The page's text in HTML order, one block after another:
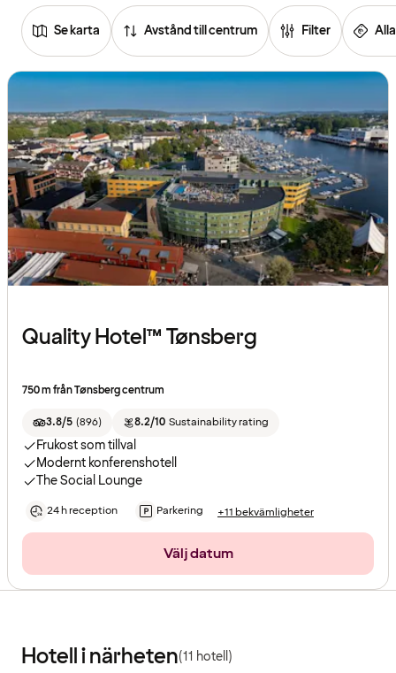
Se karta Avstånd till centrum Filter
Se
listan
över
hotell
Quality Hotel™ Tønsberg
750 m från Tønsberg centrum
3.8/5 (896) 8.2/10 Sustainability rating
Frukost som tillval
Modernt konferenshotell
The Social Lounge
24 h reception Parkering +11 bekvämligheter
Välj datum
Hotell i närheten(11 hotell)